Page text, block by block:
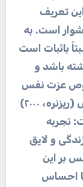
۲۰۰۰). بنابراین تعریف
است. به
باثبات است
باشد و
عزت نفس
را دشوار می‌سازد. انجمن ملی عزت نفس (ریزنره، ۲۰۰۰)
تجربه
و لایق
بر این
احساس